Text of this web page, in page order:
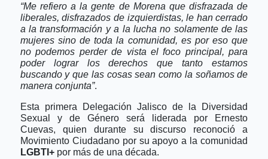
“Me refiero a la gente de Morena que disfrazada de
liberales, disfrazados de izquierdistas, le han cerrado
a la transformación y a la lucha no solamente de las
mujeres sino de toda la comunidad, es por eso que
no podemos perder de vista el foco principal, para
poder lograr los derechos que tanto estamos
buscando y que las cosas sean como la soñamos de
manera conjunta”.
Esta primera Delegación Jalisco de la Diversidad
Sexual y de Género será liderada por Ernesto
Cuevas, quien durante su discurso reconoció a
Movimiento Ciudadano por su apoyo a la comunidad
LGBTI+por más de una década.